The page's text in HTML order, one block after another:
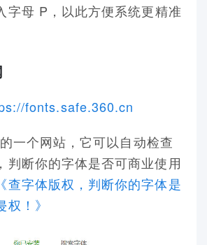
字母 P，以此方便系统更精准
fonts.safe.360.cn
一个网站，它可以自动检查
判断你的字体是否可商业使用
《查字体版权，判断你的字体是
！》